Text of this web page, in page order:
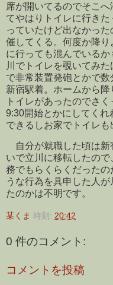
席が開いてるのでそこ
てやはりトイレに行き
っていたけど出なかった
催してくる。何度か降
に行っても混んでいる
川でトイレを覗いてみ
で非常装置発砲とかで
新宿駅着。ホームから
トイレがあったのでさ
9:30開始とかにしてく
できるしお家でトイレも
自分が就職した頃は新
いで立川に移転したの
務でもらくらくだった
うな行為を具申した人
たのかは不明です。
某くま 時刻: 20:42
0 件のコメント:
コメントを投稿